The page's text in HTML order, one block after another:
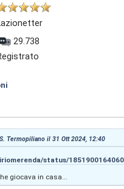
29.738
Termopiliano il 31 Ott 2024, 12:40
status/
giocava in casa...